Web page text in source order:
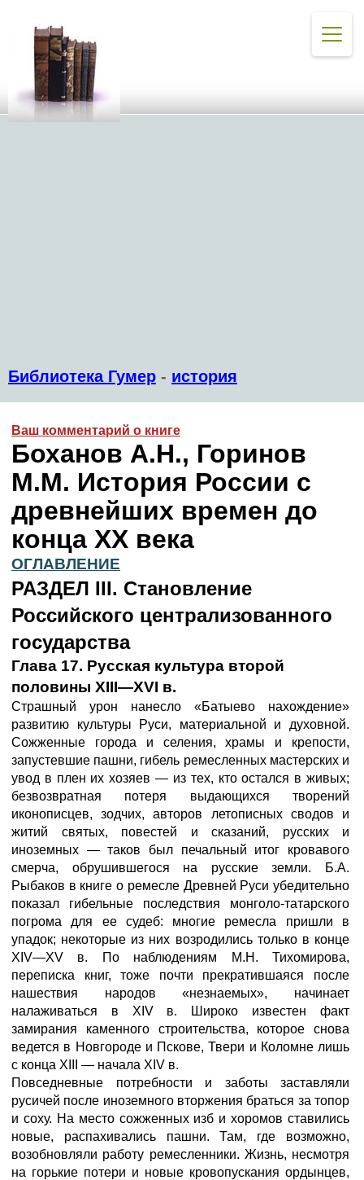
Библиотека Гумер - история
Ваш комментарий о книге
Боханов А.Н., Горинов
М.М. История России с
древнейших времен до
конца XX века
ОГЛАВЛЕНИЕ
РАЗДЕЛ III. Становление
Российского централизованного
государства
Глава 17. Русская культура второй
половины XIII—XVI в.
Страшный урон нанесло «Батыево нахождение»
развитию культуры Руси, материальной и духовной.
Сожженные города и селения, храмы и крепости,
запустевшие пашни, гибель ремесленных мастерских и
увод в плен их хозяев — из тех, кто остался в живых;
безвозвратная потеря выдающихся творений
иконописцев, зодчих, авторов летописных сводов и
житий святых, повестей и сказаний, русских и
иноземных — таков был печальный итог кровавого
смерча, обрушившегося на русские земли. Б.А.
Рыбаков в книге о ремесле Древней Руси убедительно
показал гибельные последствия монголо-татарского
погрома для ее судеб: многие ремесла пришли в
упадок; некоторые из них возродились только в конце
XIV—XV в. По наблюдениям М.Н. Тихомирова,
переписка книг, тоже почти прекратившаяся после
нашествия народов «незнаемых», начинает
налаживаться в XIV в. Широко известен факт
замирания каменного строительства, которое снова
ведется в Новгороде и Пскове, Твери и Коломне лишь
с конца XIII — начала XIV в.
Повседневные потребности и заботы заставляли
русичей после иноземного вторжения браться за топор
и соху. На место сожженных изб и хоромов ставились
новые, распахивались пашни. Там, где возможно,
возобновляли работу ремесленники. Жизнь, несмотря
на горькие потери и новые кровопускания ордынцев,